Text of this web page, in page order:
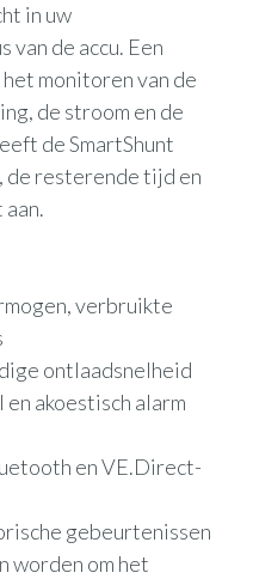
in uw
de accu. Een
monitoren van de
de stroom en de
de SmartShunt
de resterende tijd en
verbruikte
ontlaadsnelheid
akoestisch alarm
en VE.Direct-
gebeurtenissen
worden om het